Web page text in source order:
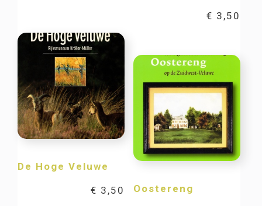
€ 3,50
De Hoge Veluwe
€ 3,50 Oostereng